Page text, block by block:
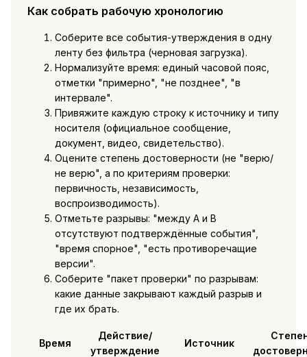
Как собрать рабочую хронологию
Соберите все события-утверждения в одну
ленту без фильтра (черновая загрузка).
Нормализуйте время: единый часовой пояс,
отметки "примерно", "не позднее", "в
интервале".
Привяжите каждую строку к источнику и типу
носителя (официальное сообщение,
документ, видео, свидетельство).
Оцените степень достоверности (не "верю/
не верю", а по критериям проверки:
первичность, независимость,
воспроизводимость).
Отметьте разрывы: "между A и B
отсутствуют подтверждённые события",
"время спорное", "есть противоречащие
версии".
Соберите "пакет проверки" по разрывам:
какие данные закрывают каждый разрыв и
где их брать.
Время
Действие/
утверждение
Источник